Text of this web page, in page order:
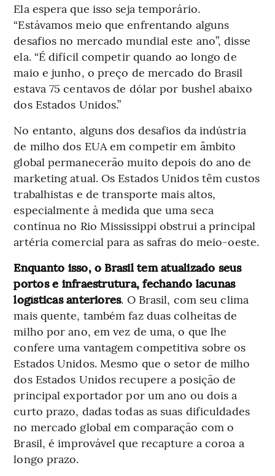
Ela espera que isso seja temporário.
“Estávamos meio que enfrentando alguns
desafios no mercado mundial este ano”, disse
ela. “É difícil competir quando ao longo de
maio e junho, o preço de mercado do Brasil
estava 75 centavos de dólar por bushel abaixo
dos Estados Unidos.”
No entanto, alguns dos desafios da indústria
de milho dos EUA em competir em âmbito
global permanecerão muito depois do ano de
marketing atual. Os Estados Unidos têm custos
trabalhistas e de transporte mais altos,
especialmente à medida que uma seca
contínua no Rio Mississippi obstrui a principal
artéria comercial para as safras do meio-oeste.
Enquanto isso, o Brasil tem atualizado seus
portos e infraestrutura, fechando lacunas
logísticas anteriores. O Brasil, com seu clima
mais quente, também faz duas colheitas de
milho por ano, em vez de uma, o que lhe
confere uma vantagem competitiva sobre os
Estados Unidos. Mesmo que o setor de milho
dos Estados Unidos recupere a posição de
principal exportador por um ano ou dois a
curto prazo, dadas todas as suas dificuldades
no mercado global em comparação com o
Brasil, é improvável que recapture a coroa a
longo prazo.